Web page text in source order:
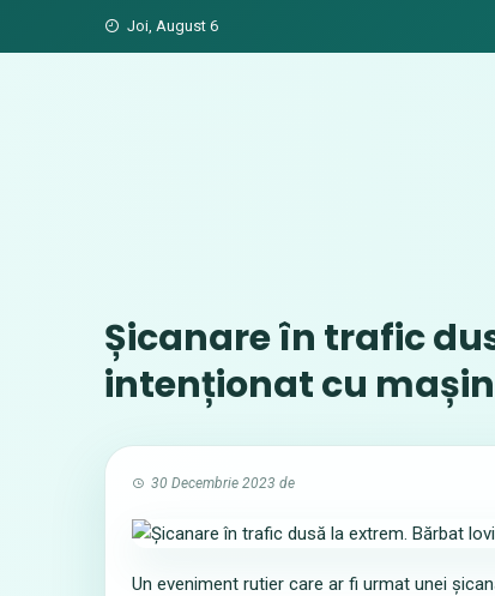
Joi, August 6
Șicanare în trafic
intenționat cu
30 Decembrie 2023 de
Un eveniment rutier care ar fi urmat unei